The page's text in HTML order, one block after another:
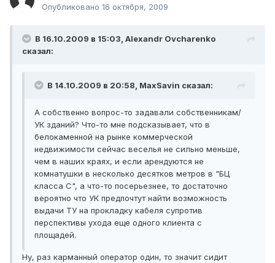
Опубликовано 16 октября, 2009
В 16.10.2009 в 15:03, Alexandr Ovcharenko
сказал:
В 14.10.2009 в 20:58, MaxSavin сказал:
А собственно вопрос-то задавали собственникам/
УК зданий? Что-то мне подсказывает, что в
белокаменной на рынке коммерческой
недвижимости сейчас веселья не сильно меньше,
чем в наших краях, и если арендуются не
комнатушки в несколько десятков метров в "БЦ
класса С", а что-то посерьезнее, то достаточно
вероятно что УК предпочтут найти возможность
выдачи ТУ на прокладку кабеля супротив
перспективы ухода еще одного клиента с
площадей.
Ну, раз карманный оператор один, то значит сидит